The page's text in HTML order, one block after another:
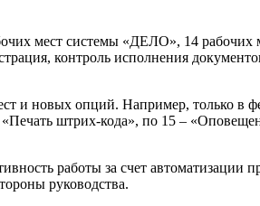
мест системы «ДЕЛО», 14
контроль исполнения
и новых опций. Например, только в
штрих-кода», по 15 –
работы за счет автоматизации
руководства.